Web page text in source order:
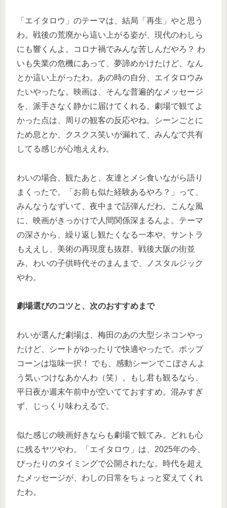
「エイタロウ」のテーマは、結局「再生」やと思う
わ。戦後の荒廃から這い上がる姿が、現代のわしら
にも響くんよ。コロナ禍でみんな苦しんだやろ？ わ
いも失業の危機にあって、夢諦めかけたけど、なん
とか這い上がったわ。あの時の自分、エイタロウみ
たいやったな。映画は、そんな普遍的なメッセージ
を、派手さなく静かに届けてくれる。劇場で観てよ
かった点は、周りの観客の反応やね。シーンごとに
ため息とか、クスクス笑いが漏れて、みんなで共有
してる感じが心地ええわ。
わいの場合、観たあと、友達とメシ食いながら語り
まくったで。「お前も似た経験あるやろ？」って、
みんなうなずいて、夜中まで話弾んだわ。こんな風
に、映画がきっかけで人間関係深まるんよ。テーマ
の深さから、繰り返し観たくなる一本や。サントラ
もええし、美術の再現度も抜群。戦後大阪の街並
み、わいの子供時代そのまんまで、ノスタルジック
やわ。
劇場選びのコツと、次のおすすめまで
わいが選んだ劇場は、梅田のあの大型シネコンやっ
たけど、シートがゆったりで快適やったで。ポップ
コーンは塩味一択！ でも、感動シーンでこぼさんよ
う気ぃつけなあかんわ（笑）。もし君も観るなら、
平日夜か週末午前中が空いてておすすめ。混みすぎ
ず、じっくり味わえるで。
似た感じの映画好きならも劇場で観てみ。どれも心
に残るヤツやわ。「エイタロウ」は、2025年の今、
ぴったりのタイミングで公開されたな。時代を超え
たメッセージが、わしの日常をちょっと変えてくれ
たわ。